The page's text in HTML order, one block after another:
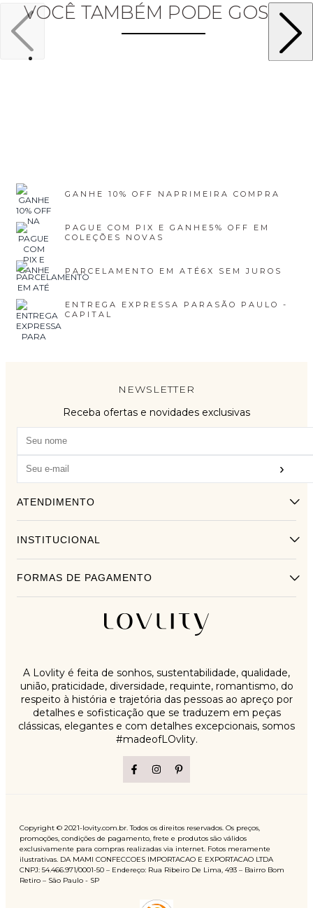
VOCÊ TAMBÉM PODE GOSTAR
GANHE 10% OFF NA PRIMEIRA COMPRA
PAGUE COM PIX E GANHE 5% OFF EM
COLEÇÕES NOVAS
PARCELAMENTO EM ATÉ 6X SEM JUROS
ENTREGA EXPRESSA PARA SÃO PAULO -
CAPITAL
NEWSLETTER
Receba ofertas e novidades exclusivas
›
ATENDIMENTO
INSTITUCIONAL
FORMAS DE PAGAMENTO
A Lovlity é feita de sonhos, sustentabilidade, qualidade,
união, praticidade, diversidade, requinte, romantismo, do
respeito à história e trajetória das pessoas ao apreço por
detalhes e sofisticação que se traduzem em peças
clássicas, elegantes e com detalhes excepcionais, somos
#madeofLOvlity.
Copyright © 2021-lovity.com.br. Todos os direitos reservados. Os preços,
promoções, condições de pagamento, frete e produtos são válidos
exclusivamente para compras realizadas via internet. Fotos meramente
ilustrativas. DA MAMI CONFECCOES IMPORTACAO E EXPORTACAO LTDA
CNPJ: 54.466.971/0001-50 – Endereço: Rua Ribeiro De Lima, 493 – Bairro Bom
Retiro – São Paulo - SP